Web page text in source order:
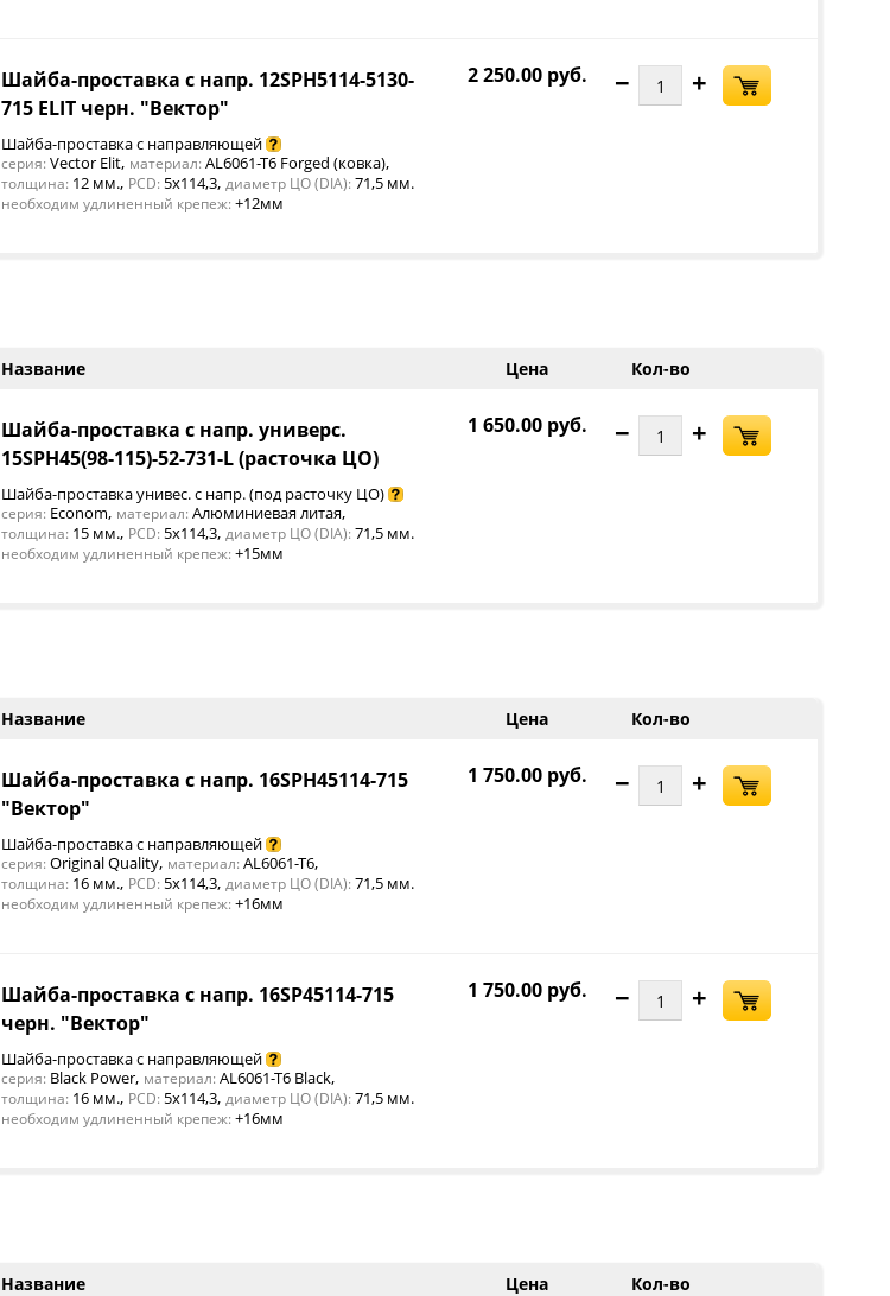
− +
2 250.00 руб.
Шайба-проставка с напр. 12SPH5114-5130-
715 ELIT черн. "Вектор"
Шайба-проставка с направляющей
серия: Vector Elit, материал: AL6061-T6 Forged (ковка),
толщина: 12 мм., PCD: 5x114,3,диаметр ЦО (DIA): 71,5 мм.
необходим удлиненный крепеж: +12мм
Кол-во
Цена
Название
− +
1 650.00 руб.
Шайба-проставка с напр. универс.
15SPH45(98-115)-52-731-L (расточка ЦО)
Шайба-проставка унивес. с напр. (под расточку ЦО)
серия: Econom, материал: Алюминиевая литая,
толщина: 15 мм., PCD: 5x114,3,диаметр ЦО (DIA): 71,5 мм.
необходим удлиненный крепеж: +15мм
Кол-во
Цена
Название
− +
1 750.00 руб.
Шайба-проставка с напр. 16SPH45114-715
"Вектор"
Шайба-проставка с направляющей
серия: Original Quality, материал: AL6061-T6,
толщина: 16 мм., PCD: 5x114,3,диаметр ЦО (DIA): 71,5 мм.
необходим удлиненный крепеж: +16мм
− +
1 750.00 руб.
Шайба-проставка с напр. 16SP45114-715
черн. "Вектор"
Шайба-проставка с направляющей
серия: Black Power, материал: AL6061-T6 Black,
толщина: 16 мм., PCD: 5x114,3,диаметр ЦО (DIA): 71,5 мм.
необходим удлиненный крепеж: +16мм
Кол-во
Цена
Название